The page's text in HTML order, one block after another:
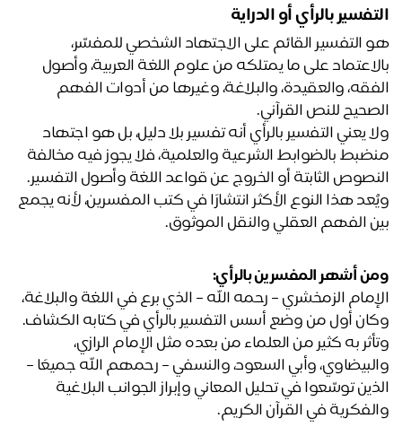
بالرأي أو الدراية
هو التفسير القائم على الاجتهاد الشخصي للمفسّر،
بالاعتماد على ما يمتلكه من علوم اللغة العربية، وأصول
الفقه، والعقيدة، والبلاغة، وغيرها من أدوات الفهم
للنص القرآني.
ولا يعني التفسير بالرأي أنه تفسير بلا دليل، بل هو اجتهاد
منضبط بالضوابط الشرعية والعلمية، فلا يجوز فيه مخالفة
الثابتة أو الخروج عن قواعد اللغة وأصول التفسير.
ويُعد هذا النوع الأكثر انتشارًا في كتب المفسرين، لأنه يجمع
الفهم العقلي والنقل الموثوق.
أشهر المفسرين بالرأي:
الإمام الزمخشري – رحمه الله – الذي برع في اللغة والبلاغة،
أول من وضع أسس التفسير بالرأي في كتابه الكشاف.
وتأثر به كثير من العلماء من بعده مثل الإمام الرازي،
والبيضاوي، وأبي السعود، والنسفي – رحمهم الله جميعًا –
الذين توسّعوا في تحليل المعاني وإبراز الجوانب البلاغية
في القرآن الكريم.